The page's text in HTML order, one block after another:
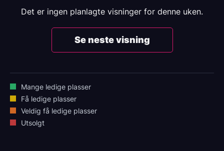
Det er ingen planlagte visninger for denne uken.
Se neste visning
Mange ledige plasser
Få ledige plasser
Veldig få ledige plasser
Utsolgt